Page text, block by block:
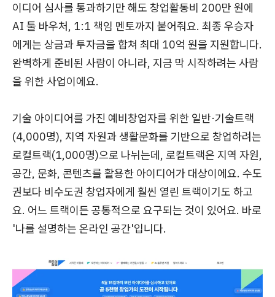
이디어 심사를 통과하기만 해도 창업활동비 200만 원에
AI 툴 바우처, 1:1 책임 멘토까지 붙어줘요. 최종 우승자
에게는 상금과 투자금을 합쳐 최대 10억 원을 지원합니다.
완벽하게 준비된 사람이 아니라, 지금 막 시작하려는 사람
을 위한 사업이에요.
기술 아이디어를 가진 예비창업자를 위한 일반·기술트랙
(4,000명), 지역 자원과 생활문화를 기반으로 창업하려는
로컬트랙(1,000명)으로 나뉘는데, 로컬트랙은 지역 자원,
공간, 문화, 콘텐츠를 활용한 아이디어가 대상이에요. 수도
권보다 비수도권 창업자에게 훨씬 열린 트랙이기도 하고
요. 어느 트랙이든 공통적으로 요구되는 것이 있어요. 바로
'나를 설명하는 온라인 공간'입니다.